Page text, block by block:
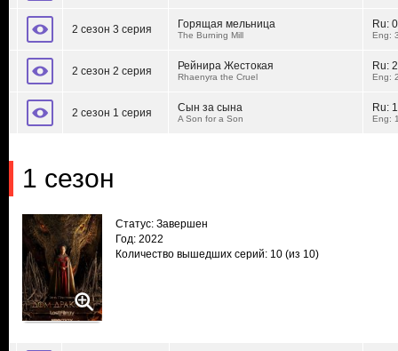
2 сезон 3 серия Горящая мельница
The Burning Mill
Ru:
Eng:
2 сезон 2 серия Рейнира Жестокая
Rhaenyra the Cruel
Ru:
Eng:
2 сезон 1 серия Сын за сына
A Son for a Son
Ru:
Eng:
1 сезон
Статус: Завершен
Год: 2022
Количество вышедших серий: 10 (из 10)